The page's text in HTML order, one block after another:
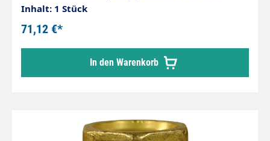
44 W124+130+140+150+154
WW156+176+186+209+961+962 Serie 51 W1507
TT1510+1513 Serie 63 EL1714+1411 UH2016 M14-
120 ALTO/WAP 61077 Falch IP-KIT123
Inhalt: 1 Stück
71,12 €*
In den Warenkorb